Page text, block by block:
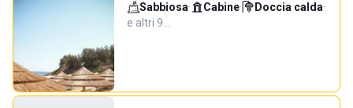
Sabbiosa· Cabine· Doccia calda·
e altri 9…